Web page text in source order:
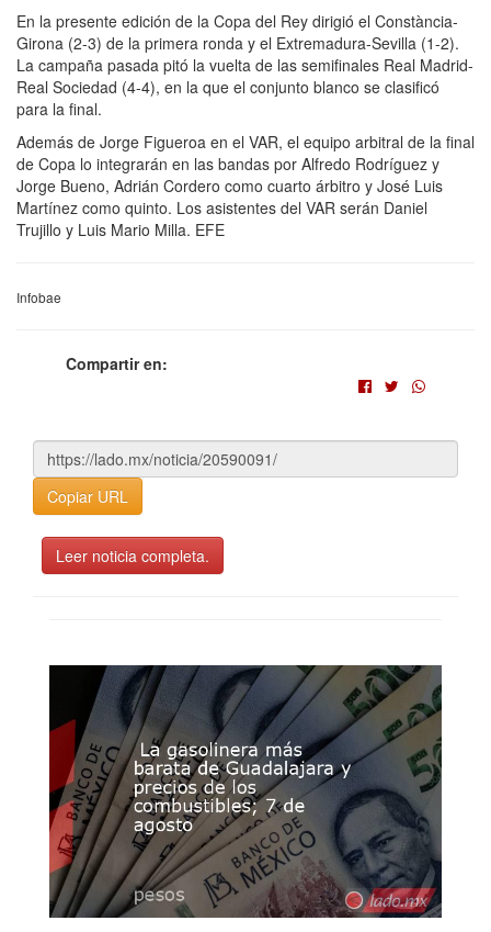
En la presente edición de la Copa del Rey dirigió el Constància-
Girona (2-3) de la primera ronda y el Extremadura-Sevilla (1-2).
La campaña pasada pitó la vuelta de las semifinales Real Madrid-
Real Sociedad (4-4), en la que el conjunto blanco se clasificó
para la final.
Además de Jorge Figueroa en el VAR, el equipo arbitral de la final
de Copa lo integrarán en las bandas por Alfredo Rodríguez y
Jorge Bueno, Adrián Cordero como cuarto árbitro y José Luis
Martínez como quinto. Los asistentes del VAR serán Daniel
Trujillo y Luis Mario Milla. EFE
Infobae
Compartir en:
Copiar URL
Leer noticia completa.